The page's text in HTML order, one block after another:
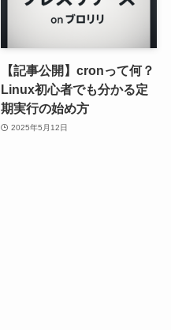
【記事公開】cronって何？
Linux初心者でも分かる定
期実行の始め方
2025年5月12日